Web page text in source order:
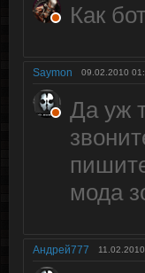
Как
Saymon 09.02.2010
Да уж
мода
Андрей777 11.02.2010